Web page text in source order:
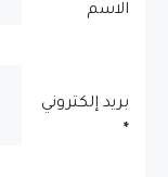
الاسم
بريد إلكتروني
*